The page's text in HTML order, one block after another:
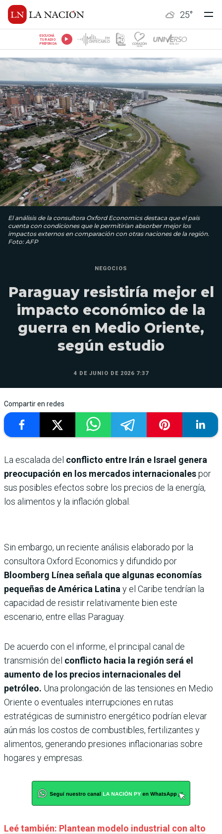
25°
ESCUCHÁ
TU RADIO
PREFERIDA
El análisis de la consultora Oxford Economics destaca que el país
cuenta con condiciones que le permitirían absorber mejor los
impactos externos en comparación con otras naciones de la región.
Foto: AFP
NEGOCIOS
Paraguay resistiría mejor el
impacto económico de la
guerra en Medio Oriente,
según estudio
4 DE JUNIO DE 2026 7:37
Compartir en redes
La escalada del conflicto entre Irán e Israel genera
preocupación en los mercados internacionalespor
sus posibles efectos sobre los precios de la energía,
los alimentos y la inflación global.
Sin embargo, un reciente análisis elaborado por la
consultora Oxford Economics y difundido por
Bloomberg Línea señala que algunas economías
pequeñas de América Latina y el Caribe tendrían la
capacidad de resistir relativamente bien este
escenario, entre ellas Paraguay.
De acuerdo con el informe, el principal canal de
transmisión del conflicto hacia la región será el
aumento de los precios internacionales del
petróleo. Una prolongación de las tensiones en Medio
Oriente o eventuales interrupciones en rutas
estratégicas de suministro energético podrían elevar
aún más los costos de combustibles, fertilizantes y
alimentos, generando presiones inflacionarias sobre
hogares y empresas.
Leé también: Plantean modelo industrial con alto